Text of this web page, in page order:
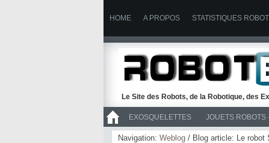
HOME A PROPOS STATISTIQUES
Le Site des Robots, de la Robotique, des
EXOSQUELETTES JOUETS ROBOTS
>> ROBOTS
Navigation: Weblog / Blog article: Le robot